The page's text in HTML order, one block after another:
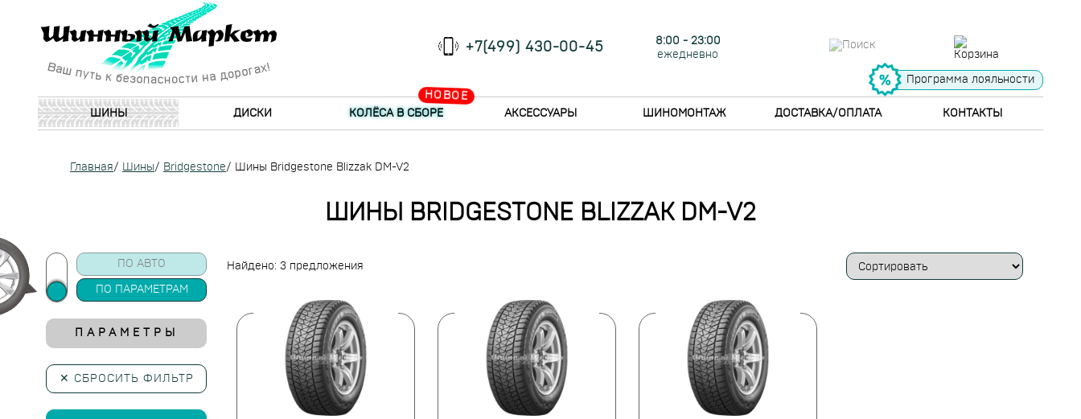
+7(499) 430-00-45
8:00 - 23:00
ежедневно
Программа лояльности
ШИНЫ ДИСКИ
НОВОЕ
КОЛЁСА В СБОРЕ АКСЕССУАРЫ ШИНОМОНТАЖ ДОСТАВКА/ОПЛАТА КОНТАКТЫ
Главная/ Шины/ Bridgestone/ Шины Bridgestone Blizzak DM-V2
ШИНЫ BRIDGESTONE BLIZZAK DM-V2
Найдено: 3 предложения
ПО АВТО
ПО ПАРАМЕТРАМ
ПАРАМЕТРЫ
✕ СБРОСИТЬ ФИЛЬТР